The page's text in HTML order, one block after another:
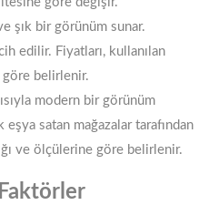
şık bir görünüm sunar.
edilir. Fiyatları, kullanılan
göre belirlenir.
modern bir görünüm
satan mağazalar tarafından
ve ölçülerine göre belirlenir.